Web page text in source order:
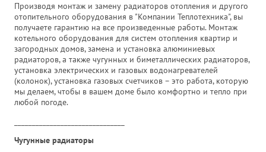
Производя монтаж и замену радиаторов отопления и другого
отопительного оборудования в "Компании Теплотехника", вы
получаете гарантию на все произведенные работы. Монтаж
котельного оборудования для систем отопления квартир и
загородных домов, замена и установка алюминиевых
радиаторов, а также чугунных и биметаллических радиаторов,
установка электрических и газовых водонагревателей
(колонок), установка газовых счетчиков – это работа, которую
мы делаем, чтобы в вашем доме было комфортно и тепло при
любой погоде.
Чугунные радиаторы